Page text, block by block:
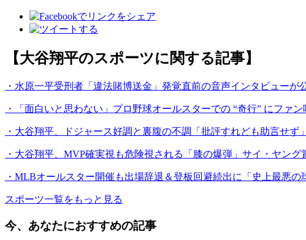
【大谷翔平のスポーツに関する記事】
・水原一平受刑者「違法賭博送金」発覚直前の音声インタビュー
・「面白いと思わない」プロ野球オールスターでの “奇行” にファ
・大谷翔平、ドジャース好調と裏腹の不調「批評すれども助言せず
・大谷翔平、MVP確実視も危険視される「膝の爆弾」サイ・ヤン
・MLBオールスター開催も出場辞退＆登板回避続出に「史上最悪
スポーツ一覧をもっと見る
今、あなたにおすすめの記事